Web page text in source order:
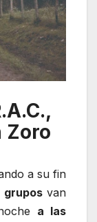
Zoro
a su fin
gruposvan
a las